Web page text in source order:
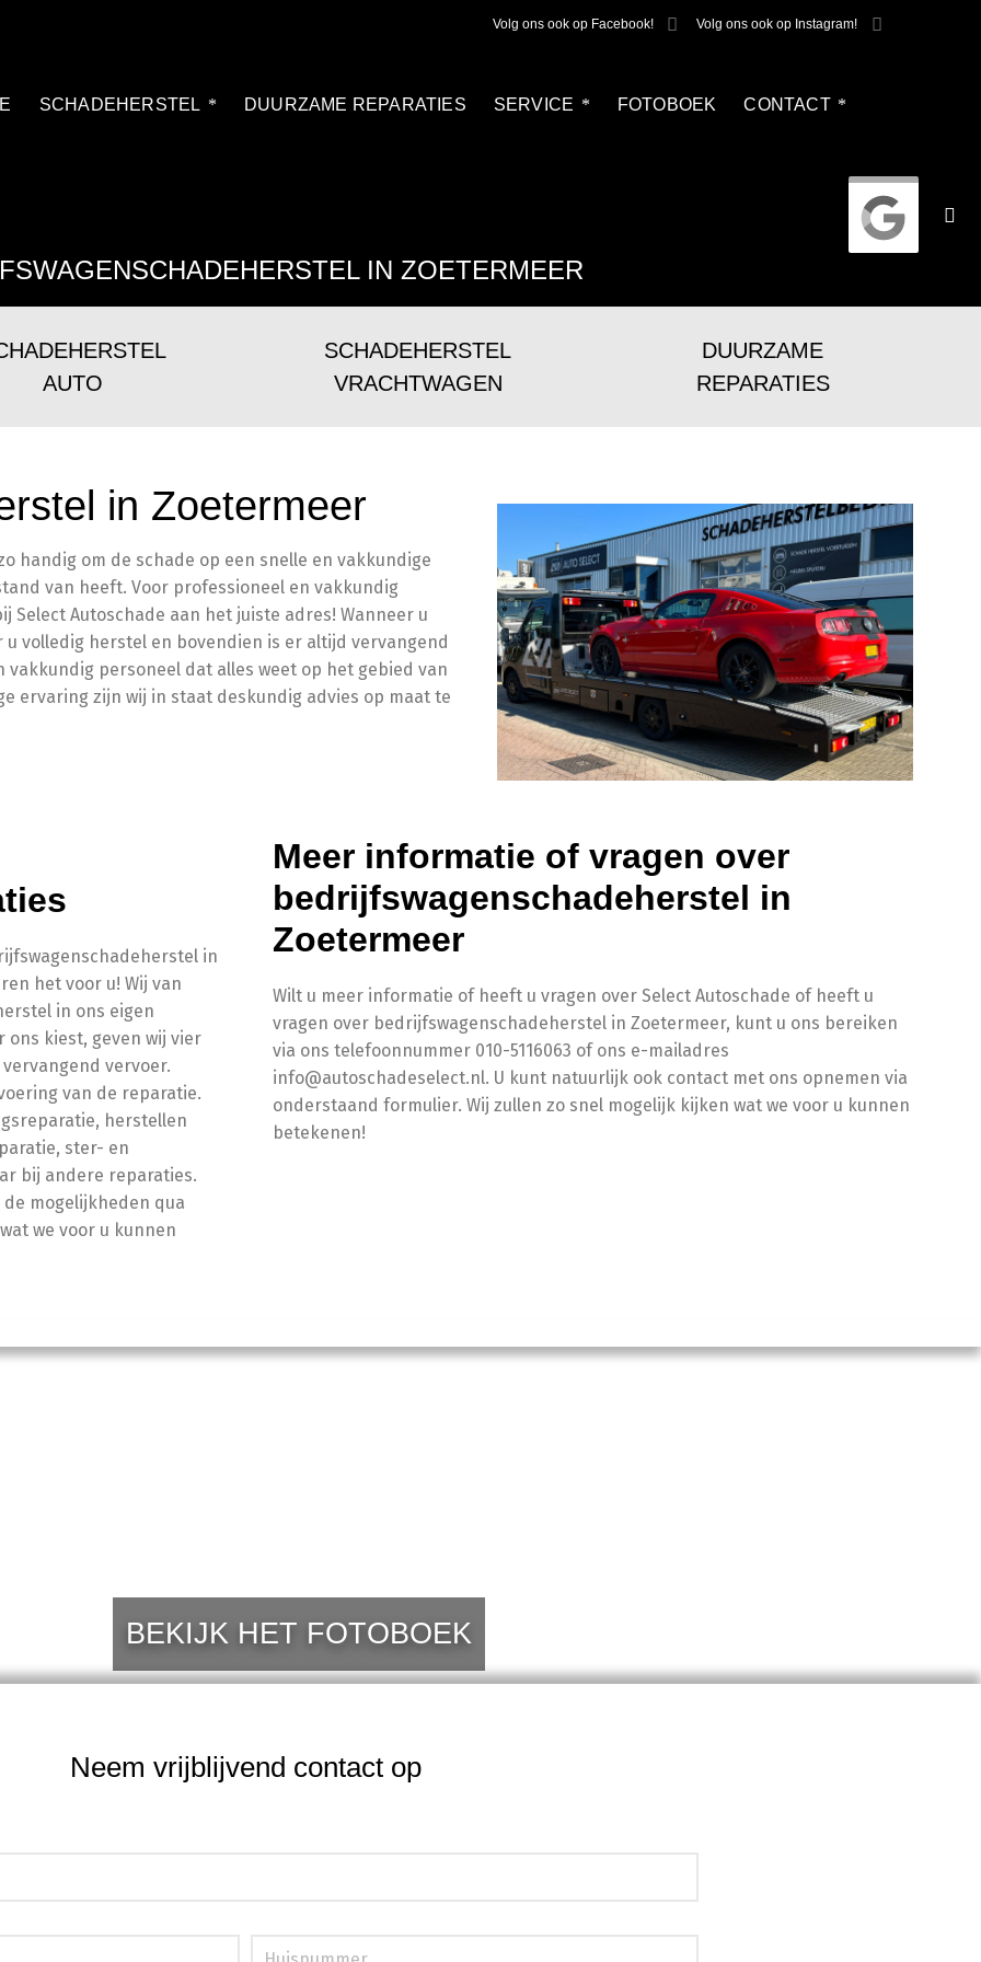
Volg ons ook op Facebook! Volg ons ook op Instagram!
SCHADEHERSTEL DUURZAME REPARATIES SERVICE FOTOBOEK CONTACT
IN ZOETERMEER
AUTO
SCHADEHERSTEL
VRACHTWAGEN
DUURZAME
REPARATIES
in Zoetermeer
handig om de schade op een snelle en vakkundige
van heeft. Voor professioneel en vakkundig
Autoschade aan het juiste adres! Wanneer u
volledig herstel en bovendien is er altijd vervangend
personeel dat alles weet op het gebied van
ervaring zijn wij in staat deskundig advies op maat te
in
het voor u! Wij van
in ons eigen
ons kiest, geven wij vier
vervoer.
van de reparatie.
herstellen
ster- en
bij andere reparaties.
mogelijkheden qua
we voor u kunnen
Meer informatie of vragen over
bedrijfswagenschadeherstel in
Zoetermeer
Wilt u meer informatie of heeft u vragen over Select Autoschade of heeft u
vragen over bedrijfswagenschadeherstel in Zoetermeer, kunt u ons bereiken
via ons telefoonnummer 010-5116063 of ons e-mailadres
info@autoschadeselect.nl. U kunt natuurlijk ook contact met ons opnemen via
onderstaand formulier. Wij zullen zo snel mogelijk kijken wat we voor u kunnen
betekenen!
BEKIJK HET FOTOBOEK
Neem vrijblijvend contact op